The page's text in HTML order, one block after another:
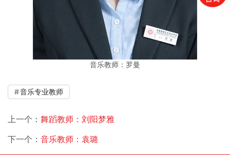
音乐教师：罗曼
音乐专业教师
上一个： 舞蹈教师：刘阳梦雅
下一个： 音乐教师：袁璐